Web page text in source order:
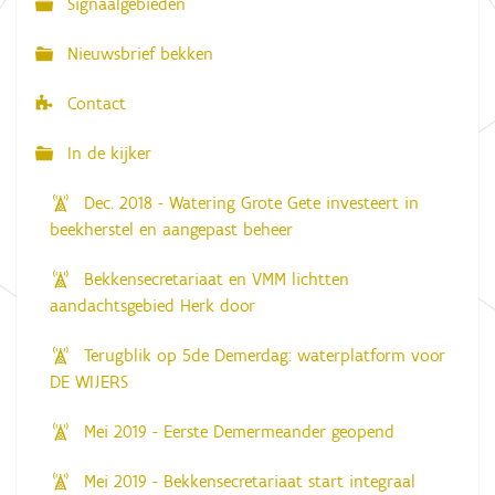
t
Nieuwsbrief bekken
Contact
In de kijker
Dec. 2018 - Watering Grote Gete investeert in
beekherstel en aangepast beheer
Bekkensecretariaat en VMM lichtten
aandachtsgebied Herk door
Terugblik op 5de Demerdag: waterplatform voor
DE WIJERS
Mei 2019 - Eerste Demermeander geopend
Mei 2019 - Bekkensecretariaat start integraal